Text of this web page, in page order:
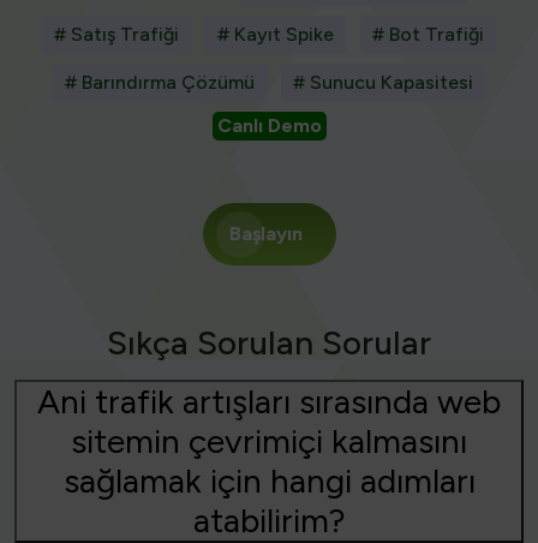
# Satış Trafiği # Kayıt Spike # Bot Trafiği
# Barındırma Çözümü
# Sunucu Kapasitesi
Canlı Demo
Başlayın
Sıkça Sorulan Sorular
Ani trafik artışları sırasında web
sitemin çevrimiçi kalmasını
sağlamak için hangi adımları
atabilirim?